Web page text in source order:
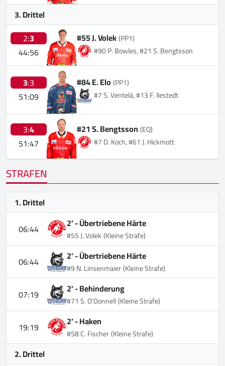
3. Drittel
2:3
44:56
#55 J. Volek(PP1)
#90 P. Bowles, #21 S. Bengtsson
3:3
51:09
#84 E. Elo(PP1)
#7 S. Ventelä, #13 F. Ilestedt
3:4
51:47
#21 S. Bengtsson(EQ)
#7 D. Koch, #61 J. Hickmott
STRAFEN
1. Drittel
06:44
2' -Übertriebene Härte
#55 J. Volek(Kleine Strafe)
06:44 2' -Übertriebene Härte
#9 N. Linsenmaier(Kleine Strafe)
07:19 2' -Behinderung
#71 S. O'Donnell(Kleine Strafe)
19:19 2' -Haken
#58 C. Fischer(Kleine Strafe)
2. Drittel